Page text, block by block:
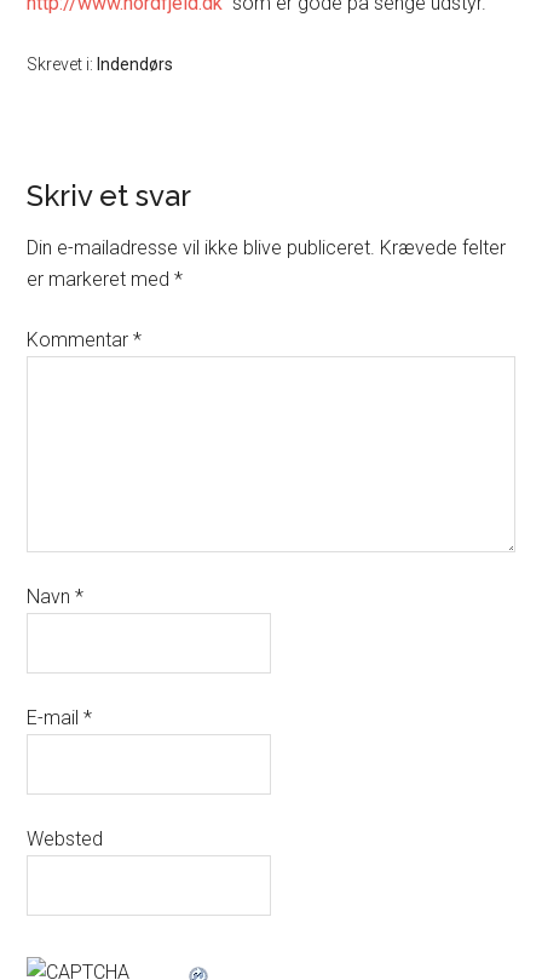
Skrevet i: Indendørs
Skriv et svar
Din e-mailadresse vil ikke blive publiceret. Krævede felter
er markeret med*
Kommentar*
Navn*
E-mail*
Websted